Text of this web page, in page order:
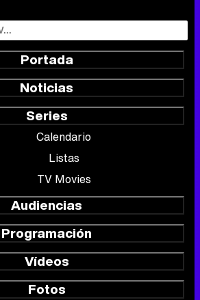
Portada
Noticias
Series
Calendario
Listas
TV Movies
Audiencias
Programación
Vídeos
Fotos